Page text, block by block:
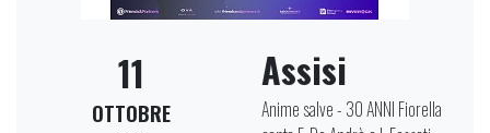
11
OTTOBRE
Assisi
Anime salve - 30 ANNI Fiorella